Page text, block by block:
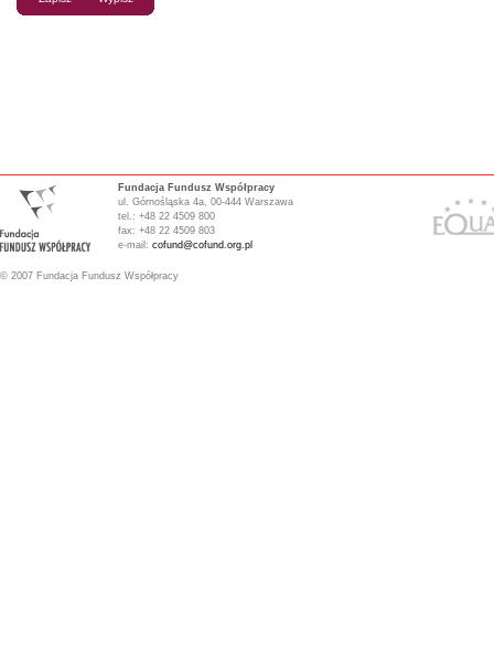
Fundacja Fundusz Współpracy
ul. Górnośląska 4a, 00-444 Warszawa
tel.: +48 22 4509 800
fax: +48 22 4509 803
e-mail: cofund@cofund.org.pl
© 2007 Fundacja Fundusz Współpracy